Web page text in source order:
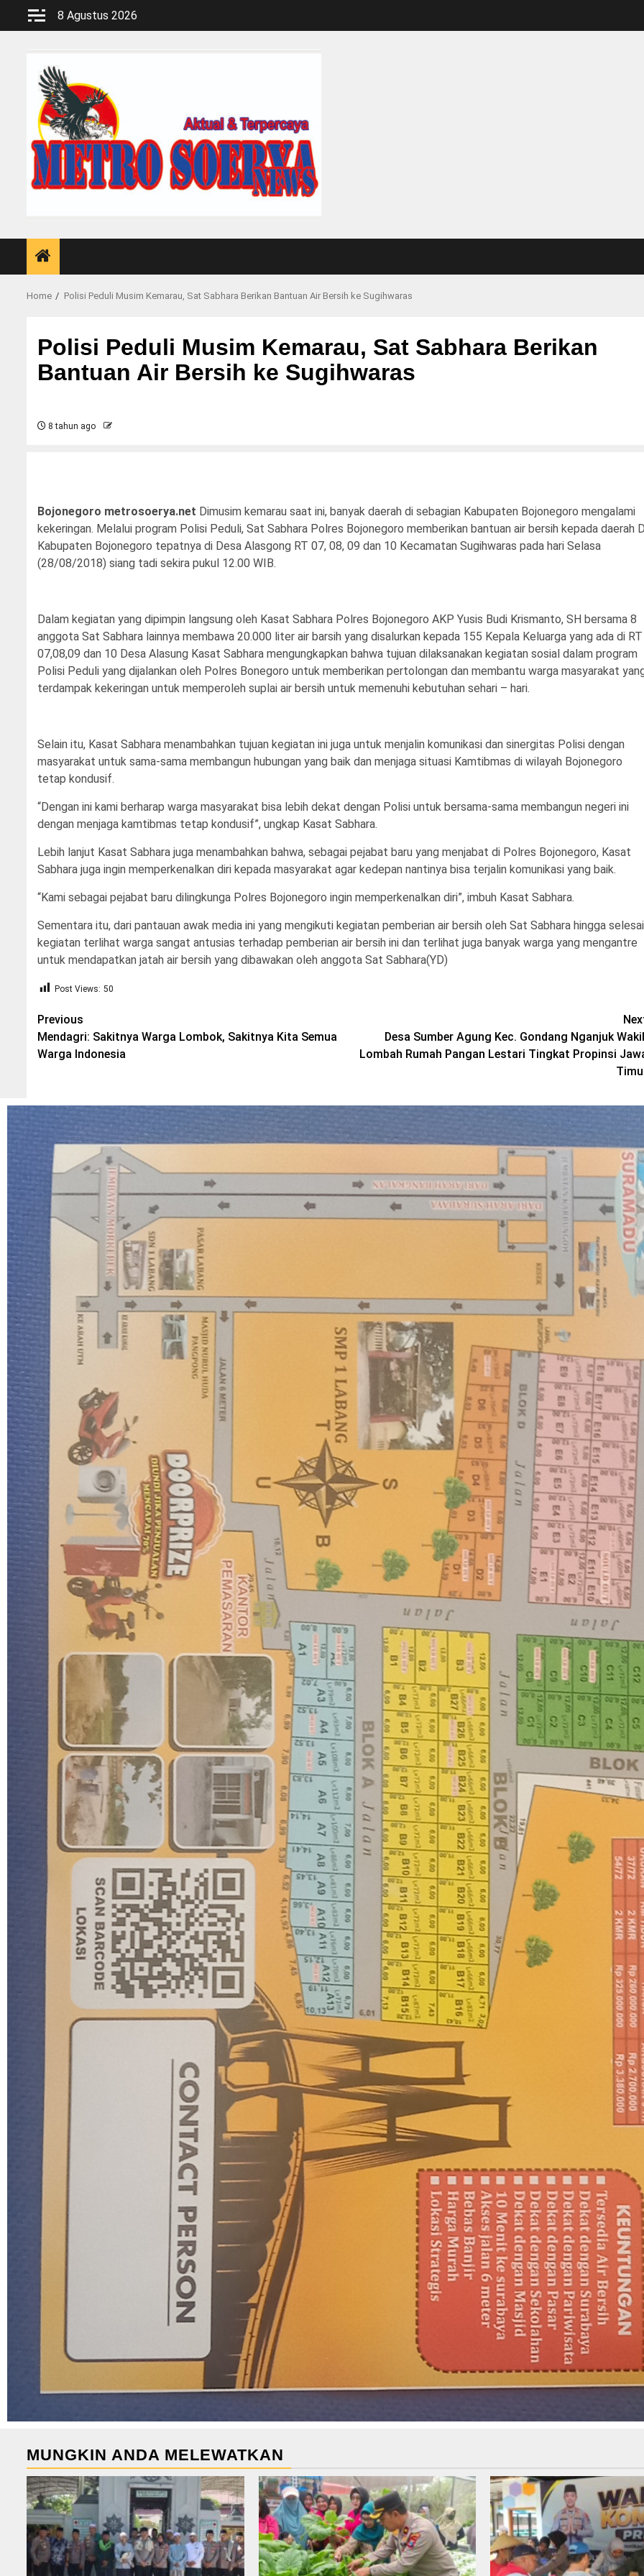
8 Agustus 2026
Home Polisi Peduli Musim Kemarau, Sat Sabhara Berikan Bantuan Air Bersih ke Sugihwaras
Polisi Peduli Musim Kemarau, Sat Sabhara Berikan
Bantuan Air Bersih ke Sugihwaras
8 tahun ago
Bojonegoro metrosoerya.net Dimusim kemarau saat ini, banyak daerah di sebagian Kabupaten Bojonegoro mengalami
kekeringan. Melalui program Polisi Peduli, Sat Sabhara Polres Bojonegoro memberikan bantuan air bersih kepada daerah
Kabupaten Bojonegoro tepatnya di Desa Alasgong RT 07, 08, 09 dan 10 Kecamatan Sugihwaras pada hari Selasa
(28/08/2018) siang tadi sekira pukul 12.00 WIB.
Dalam kegiatan yang dipimpin langsung oleh Kasat Sabhara Polres Bojonegoro AKP Yusis Budi Krismanto, SH bersama 8
anggota Sat Sabhara lainnya membawa 20.000 liter air barsih yang disalurkan kepada 155 Kepala Keluarga yang ada di RT
07,08,09 dan 10 Desa Alasung Kasat Sabhara mengungkapkan bahwa tujuan dilaksanakan kegiatan sosial dalam program
Polisi Peduli yang dijalankan oleh Polres Bonegoro untuk memberikan pertolongan dan membantu warga masyarakat
terdampak kekeringan untuk memperoleh suplai air bersih untuk memenuhi kebutuhan sehari – hari.
Selain itu, Kasat Sabhara menambahkan tujuan kegiatan ini juga untuk menjalin komunikasi dan sinergitas Polisi dengan
masyarakat untuk sama-sama membangun hubungan yang baik dan menjaga situasi Kamtibmas di wilayah Bojonegoro
tetap kondusif.
“Dengan ini kami berharap warga masyarakat bisa lebih dekat dengan Polisi untuk bersama-sama membangun negeri ini
dengan menjaga kamtibmas tetap kondusif”, ungkap Kasat Sabhara.
Lebih lanjut Kasat Sabhara juga menambahkan bahwa, sebagai pejabat baru yang menjabat di Polres Bojonegoro, Kasat
Sabhara juga ingin memperkenalkan diri kepada masyarakat agar kedepan nantinya bisa terjalin komunikasi yang baik.
“Kami sebagai pejabat baru dilingkunga Polres Bojonegoro ingin memperkenalkan diri”, imbuh Kasat Sabhara.
Sementara itu, dari pantauan awak media ini yang mengikuti kegiatan pemberian air bersih oleh Sat Sabhara hingga selesai
kegiatan terlihat warga sangat antusias terhadap pemberian air bersih ini dan terlihat juga banyak warga yang mengantre
untuk mendapatkan jatah air bersih yang dibawakan oleh anggota Sat Sabhara(YD)
Post Views: 50
Post
navigation
Previous
Mendagri: Sakitnya Warga Lombok, Sakitnya Kita Semua
Warga Indonesia
Desa Sumber Agung Kec. Gondang Nganjuk
Lombah Rumah Pangan Lestari Tingkat Propinsi
MUNGKIN ANDA MELEWATKAN